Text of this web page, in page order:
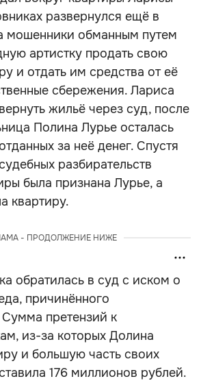
развернулся ещё в
мошенники обманным путем
артистку продать свою
и отдать им средства от её
сбережения. Лариса
жильё через суд, после
Полина Лурье осталась
за неё денег. Спустя
разбирательств
была признана Лурье, а
квартиру.
- ПРОДОЛЖЕНИЕ НИЖЕ
обратилась в суд с иском о
причинённого
претензий к
из-за которых Долина
и большую часть своих
176 миллионов рублей.